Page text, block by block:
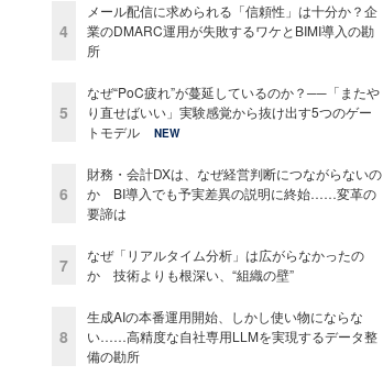
4
メール配信に求められる「信頼性」は十分か？企
業のDMARC運用が失敗するワケとBIMI導入の勘
所
5
なぜ“PoC疲れ”が蔓延しているのか？──「またや
り直せばいい」実験感覚から抜け出す5つのゲー
トモデル
NEW
6
財務・会計DXは、なぜ経営判断につながらないの
か BI導入でも予実差異の説明に終始……変革の
要諦は
7
なぜ「リアルタイム分析」は広がらなかったの
か 技術よりも根深い、“組織の壁”
8
生成AIの本番運用開始、しかし使い物にならな
い……高精度な自社専用LLMを実現するデータ整
備の勘所